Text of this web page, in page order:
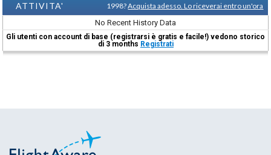
ATTIVITA'
1998?Acquista adesso. Lo riceverai entro un'ora
No Recent History Data
Gli utenti con account di base (registrarsi è gratis e facile!) vedono storico
di 3 months Registrati